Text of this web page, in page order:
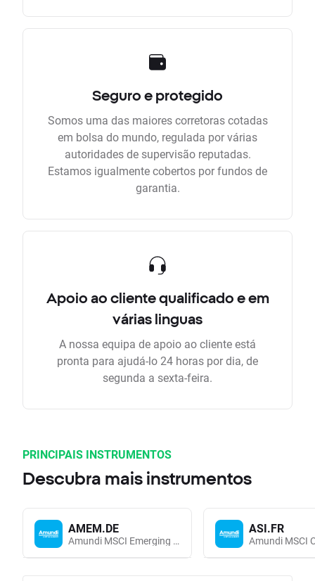
Seguro e protegido
Somos uma das maiores corretoras cotadas
em bolsa do mundo, regulada por várias
autoridades de supervisão reputadas.
Estamos igualmente cobertos por fundos de
garantia.
Apoio ao cliente qualificado e em
várias linguas
A nossa equipa de apoio ao cliente está
pronta para ajudá-lo 24 horas por dia, de
segunda a sexta-feira.
PRINCIPAIS INSTRUMENTOS
Descubra mais instrumentos
AMEM.DE
Amundi MSCI Emerging Markets UCITS (Acc EUR)
ASI.FR